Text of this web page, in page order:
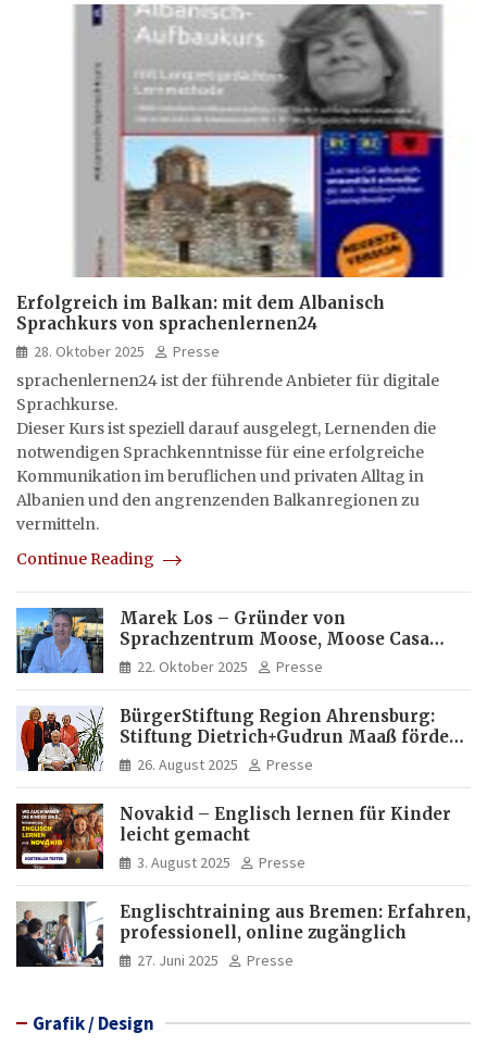
Erfolgreich im Balkan: mit dem Albanisch
Sprachkurs von sprachenlernen24
28. Oktober 2025
Presse
sprachenlernen24 ist der führende Anbieter für digitale
Sprachkurse.
Dieser Kurs ist speziell darauf ausgelegt, Lernenden die
notwendigen Sprachkenntnisse für eine erfolgreiche
Kommunikation im beruflichen und privaten Alltag in
Albanien und den angrenzenden Balkanregionen zu
vermitteln.
Continue Reading
Marek Los – Gründer von
Sprachzentrum Moose, Moose Casa
Italia und Apartamento Brasil |
22. Oktober 2025 Presse
BürgerStiftung Region Ahrensburg:
Stiftung Dietrich+Gudrun Maaß fördert
Deutschkenntnisse von Frauen
26. August 2025 Presse
Novakid – Englisch lernen für Kinder
leicht gemacht
3. August 2025 Presse
Englischtraining aus Bremen: Erfahren,
professionell, online zugänglich
27. Juni 2025 Presse
Grafik / Design